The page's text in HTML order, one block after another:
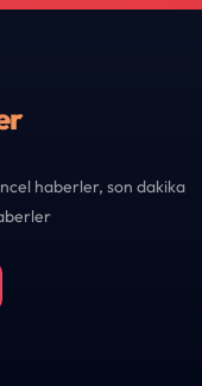
haberler, son dakika